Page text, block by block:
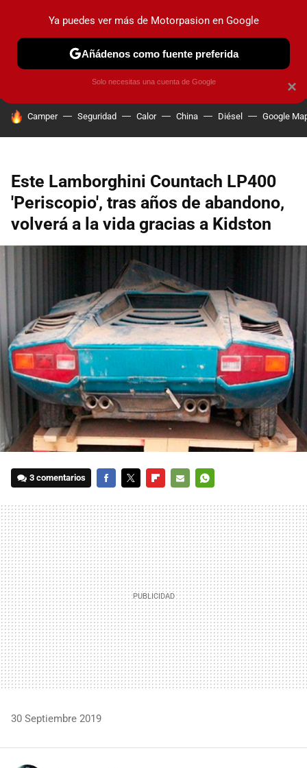
PRUEBAS COCHES ELÉCTRICOS OBSERVATORIO
HOY SE HABLA DE
Camper Seguridad Calor China Diésel Google
Este Lamborghini Countach LP400
'Periscopio', tras años de abandono,
volverá a la vida gracias a Kidston
3 comentarios
MAIL
30 Septiembre 2019
×
Ya puedes ver más de Motorpasion en Google
Añádenos como fuente preferida
Solo necesitas una cuenta de Google